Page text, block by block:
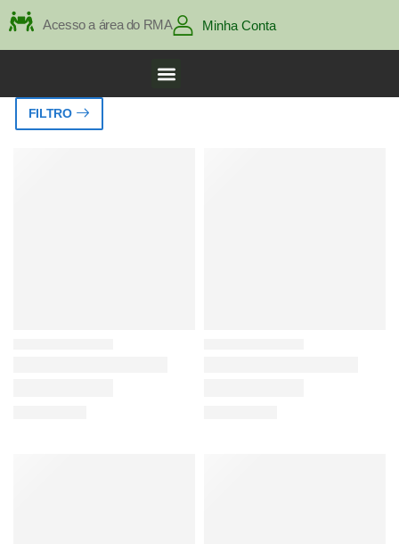
Acesso a área do RMA Minha Conta
FILTRO